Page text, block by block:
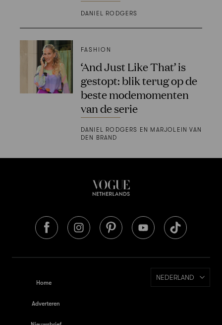
DANIEL RODGERS
FASHION
‘And Just Like That’ is
gestopt: blik terug op de
beste modemomenten
van de serie
DANIEL RODGERS EN MARJOLEIN VAN
DEN BRAND
Home
Adverteren
NEDERLAND